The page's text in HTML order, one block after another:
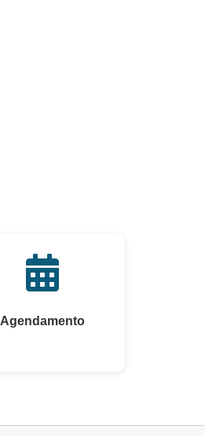
Agendamento